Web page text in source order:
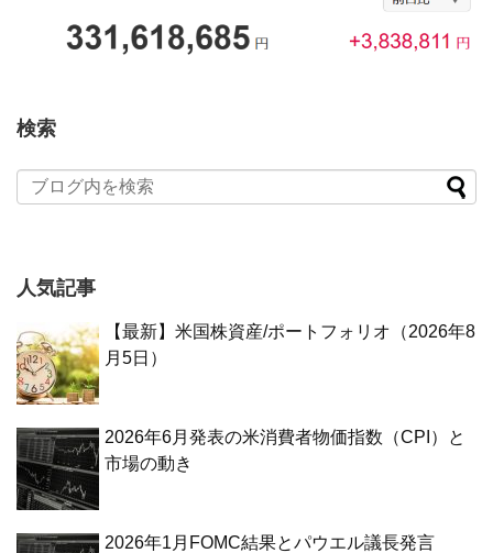
検索
人気記事
【最新】米国株資産/ポートフォリオ（2026年8
月5日）
2026年6月発表の米消費者物価指数（CPI）と
市場の動き
2026年1月FOMC結果とパウエル議長発言